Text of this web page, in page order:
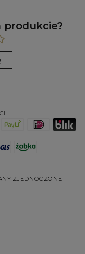
produkcie?
ZJEDNOCZONE